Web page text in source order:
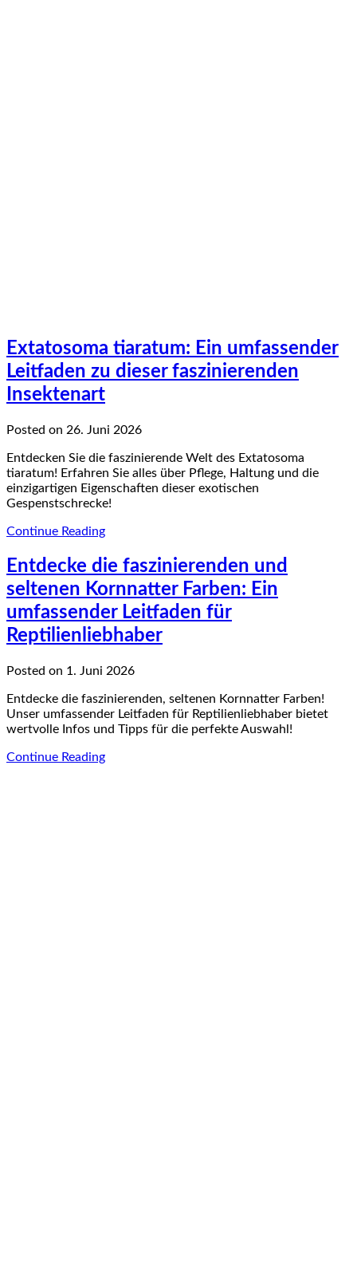
Extatosoma tiaratum: Ein umfassender
Leitfaden zu dieser faszinierenden
Insektenart
Posted on 26. Juni 2026
Entdecken Sie die faszinierende Welt des Extatosoma
tiaratum! Erfahren Sie alles über Pflege, Haltung und die
einzigartigen Eigenschaften dieser exotischen
Gespenstschrecke!
Continue Reading
Entdecke die faszinierenden und
seltenen Kornnatter Farben: Ein
umfassender Leitfaden für
Reptilienliebhaber
Posted on 1. Juni 2026
Entdecke die faszinierenden, seltenen Kornnatter Farben!
Unser umfassender Leitfaden für Reptilienliebhaber bietet
wertvolle Infos und Tipps für die perfekte Auswahl!
Continue Reading